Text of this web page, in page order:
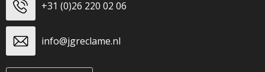
+31 (0)26 220 02 06
info@jgreclame.nl